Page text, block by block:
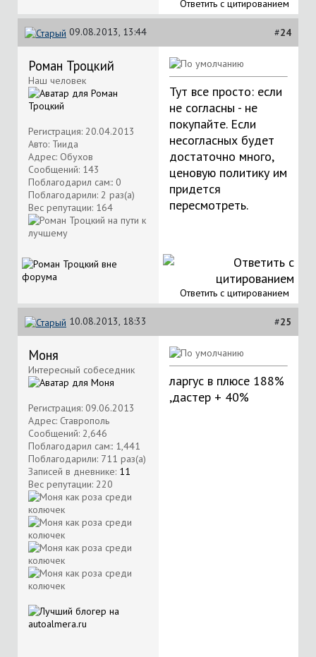
Ответить с цитированием
09.08.2013, 13:44 #24
Роман Троцкий
Наш человек
Регистрация: 20.04.2013
Авто: Тиида
Адрес: Обухов
Сообщений: 143
Поблагодарил сам:: 0
Поблагодарили: 2 раз(а)
Вес репутации: 164
Тут все просто: если
не согласны - не
покупайте. Если
несогласных будет
достаточно много,
ценовую политику им
придется
пересмотреть.
Ответить с цитированием
10.08.2013, 18:33 #25
Моня
Интересный собеседник
Регистрация: 09.06.2013
Адрес: Ставрополь
Сообщений: 2,646
Поблагодарил сам:: 1,441
Поблагодарили: 711 раз(а)
Записей в дневнике: 11
Вес репутации: 220
ларгус в плюсе 188%
,дастер + 40%